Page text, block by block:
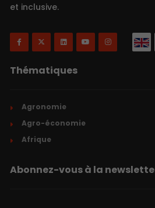
et inclusive.
Thématiques
Agronomie
Agro-économie
Afrique
Abonnez-vous à la